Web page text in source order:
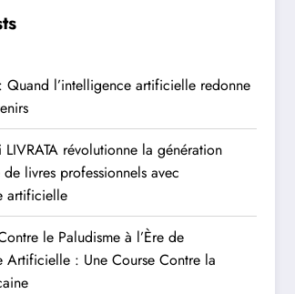
Quand l’intelligence artificielle redonne
LIVRATA révolutionne la génération
livres professionnels avec
artificielle
le Paludisme à l’Ère de
Artificielle : Une Course Contre la